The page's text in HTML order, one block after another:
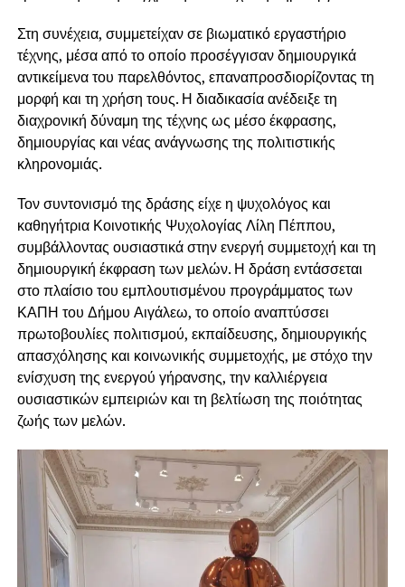
Στη συνέχεια, συμμετείχαν σε βιωματικό εργαστήριο
τέχνης, μέσα από το οποίο προσέγγισαν δημιουργικά
αντικείμενα του παρελθόντος, επαναπροσδιορίζοντας τη
μορφή και τη χρήση τους. Η διαδικασία ανέδειξε τη
διαχρονική δύναμη της τέχνης ως μέσο έκφρασης,
δημιουργίας και νέας ανάγνωσης της πολιτιστικής
κληρονομιάς.
Τον συντονισμό της δράσης είχε η ψυχολόγος και
καθηγήτρια Κοινοτικής Ψυχολογίας Λίλη Πέππου,
συμβάλλοντας ουσιαστικά στην ενεργή συμμετοχή και τη
δημιουργική έκφραση των μελών. Η δράση εντάσσεται
στο πλαίσιο του εμπλουτισμένου προγράμματος των
ΚΑΠΗ του Δήμου Αιγάλεω, το οποίο αναπτύσσει
πρωτοβουλίες πολιτισμού, εκπαίδευσης, δημιουργικής
απασχόλησης και κοινωνικής συμμετοχής, με στόχο την
ενίσχυση της ενεργού γήρανσης, την καλλιέργεια
ουσιαστικών εμπειριών και τη βελτίωση της ποιότητας
ζωής των μελών.